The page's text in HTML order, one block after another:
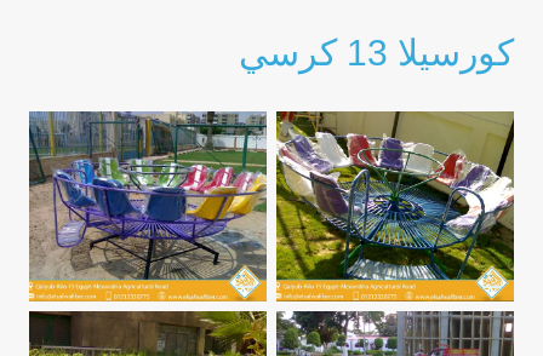
كورسيلا 13 كرسي